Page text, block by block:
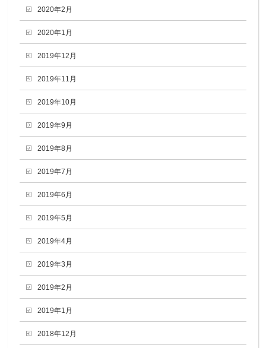
2020年2月
2020年1月
2019年12月
2019年11月
2019年10月
2019年9月
2019年8月
2019年7月
2019年6月
2019年5月
2019年4月
2019年3月
2019年2月
2019年1月
2018年12月